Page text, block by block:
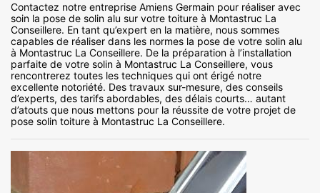
Contactez notre entreprise Amiens Germain pour réaliser avec
soin la pose de solin alu sur votre toiture à Montastruc La
Conseillere. En tant qu’expert en la matière, nous sommes
capables de réaliser dans les normes la pose de votre solin alu
à Montastruc La Conseillere. De la préparation à l’installation
parfaite de votre solin à Montastruc La Conseillere, vous
rencontrerez toutes les techniques qui ont érigé notre
excellente notoriété. Des travaux sur-mesure, des conseils
d’experts, des tarifs abordables, des délais courts… autant
d’atouts que nous mettons pour la réussite de votre projet de
pose solin toiture à Montastruc La Conseillere.